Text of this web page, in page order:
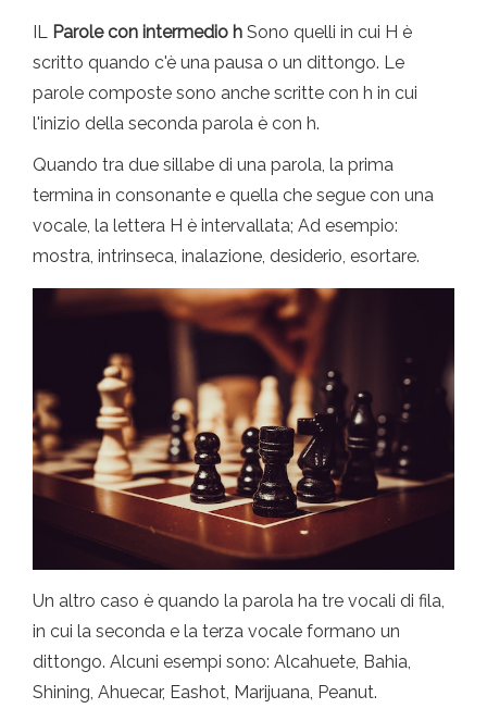
IL Parole con intermedio h Sono quelli in cui H è
scritto quando c'è una pausa o un dittongo. Le
parole composte sono anche scritte con h in cui
l'inizio della seconda parola è con h.
Quando tra due sillabe di una parola, la prima
termina in consonante e quella che segue con una
vocale, la lettera H è intervallata; Ad esempio:
mostra, intrinseca, inalazione, desiderio, esortare.
Un altro caso è quando la parola ha tre vocali di fila,
in cui la seconda e la terza vocale formano un
dittongo. Alcuni esempi sono: Alcahuete, Bahia,
Shining, Ahuecar, Eashot, Marijuana, Peanut.